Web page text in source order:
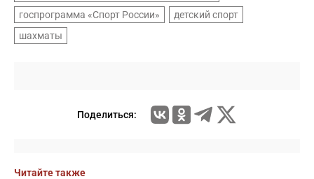
госпрограмма «Спорт России»
детский спорт
шахматы
Поделиться:
Читайте также